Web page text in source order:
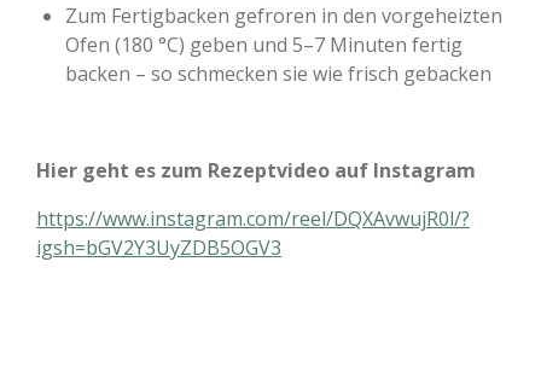
Zum Fertigbacken gefroren in den vorgeheizten
Ofen (180 °C) geben und 5–7 Minuten fertig
backen – so schmecken sie wie frisch gebacken
Hier geht es zum Rezeptvideo auf Instagram
https://www.instagram.com/reel/DQXAvwujR0l/?
igsh=bGV2Y3UyZDB5OGV3